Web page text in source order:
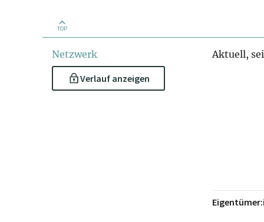
TOP
Netzwerk
Verlauf anzeigen
Aktuell,